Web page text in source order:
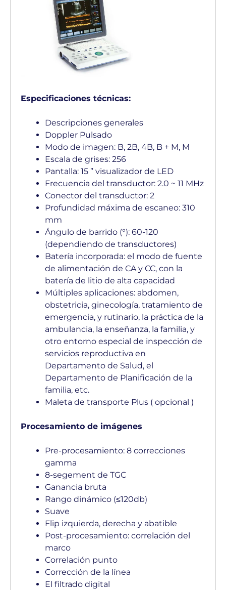
Especificaciones técnicas:
Descripciones generales
Doppler Pulsado
Modo de imagen: B, 2B, 4B, B + M, M
Escala de grises: 256
Pantalla: 15 ” visualizador de LED
Frecuencia del transductor: 2.0 ~ 11 MHz
Conector del transductor: 2
Profundidad máxima de escaneo: 310
mm
Ángulo de barrido (°): 60-120
(dependiendo de transductores)
Batería incorporada: el modo de fuente
de alimentación de CA y CC, con la
batería de litio de alta capacidad
Múltiples aplicaciones: abdomen,
obstetricia, ginecología, tratamiento de
emergencia, y rutinario, la práctica de la
ambulancia, la enseñanza, la familia, y
otro entorno especial de inspección de
servicios reproductiva en
Departamento de Salud, el
Departamento de Planificación de la
familia, etc.
Maleta de transporte Plus ( opcional )
Procesamiento de imágenes
Pre-procesamiento: 8 correcciones
gamma
8-segement de TGC
Ganancia bruta
Rango dinámico (≤120db)
Suave
Flip izquierda, derecha y abatible
Post-procesamiento: correlación del
marco
Correlación punto
Corrección de la línea
El filtrado digital